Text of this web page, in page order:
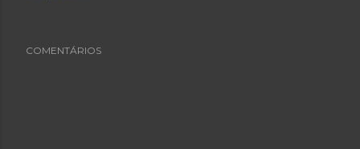
COMENTÁRIOS